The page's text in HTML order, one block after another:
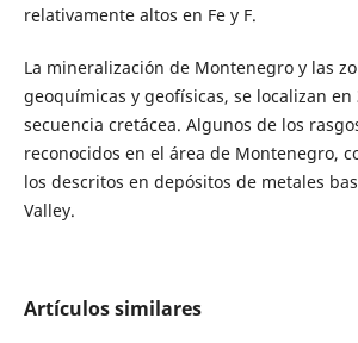
relativamente altos en Fe y F.
La mineralización de Montenegro y las
geoquímicas y geofísicas, se localizan en
secuencia cretácea. Algunos de los
reconocidos en el área de Montenegro,
los descritos en depósitos de metales
Valley.
Artículos similares